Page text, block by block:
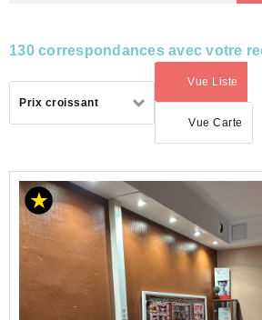
130 correspondances avec votre
Prix croissant
Vue Liste
(activé)
Vue Carte
OCCITANIE
HAUTE-
GARONNE
(31)
TOULOUSE
(31100)